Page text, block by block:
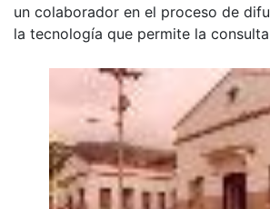
un colaborador en el proceso de
la tecnología que permite la